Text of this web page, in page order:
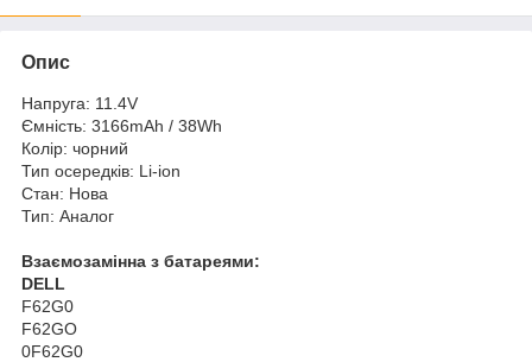
Опис
Напруга: 11.4V
Ємність: 3166mAh / 38Wh
Колір: чорний
Тип осередків: Li-ion
Стан: Нова
Тип: Аналог
Взаємозамінна з батареями:
DELL
F62G0
F62GO
0F62G0